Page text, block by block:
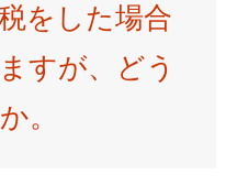
をした場合
すが、どう
。